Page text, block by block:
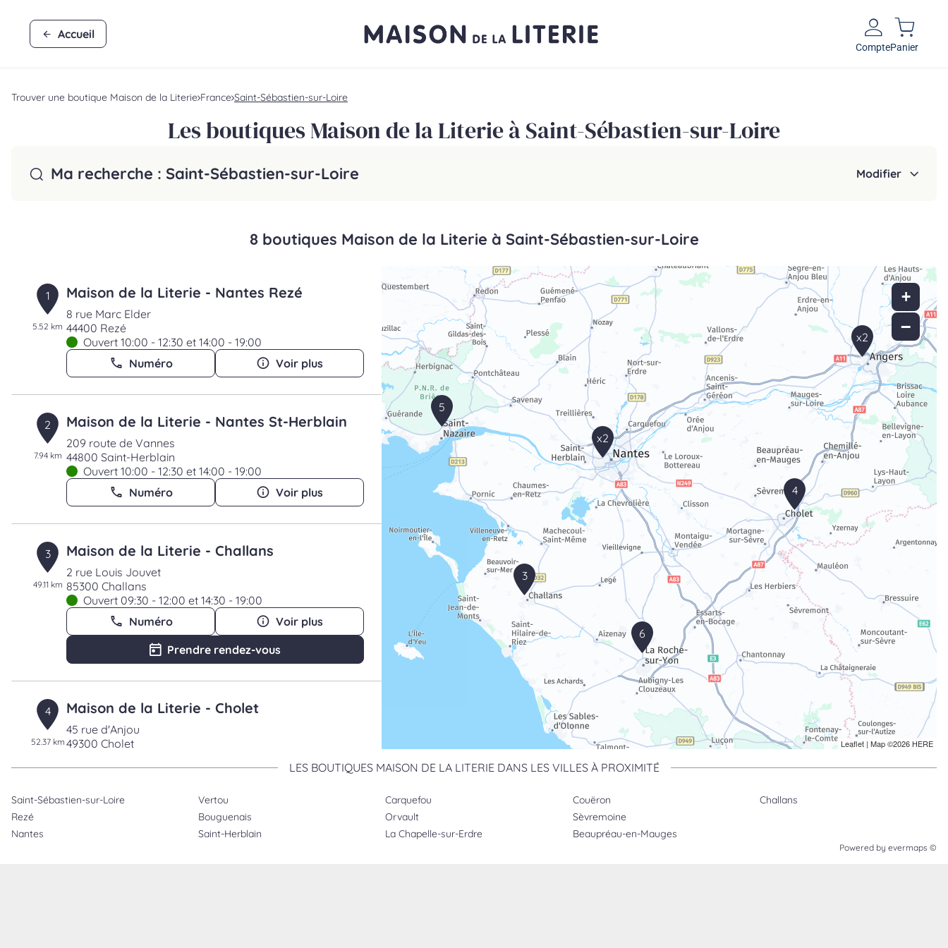
Accueil
ComptePanier
Trouver une boutique Maison de la Literie France Saint-Sébastien-sur-Loire
Les boutiques Maison de la Literie à Saint-Sébastien-sur-Loire
Ma recherche : Saint-Sébastien-sur-Loire Modifier
8 boutiques Maison de la Literie à Saint-Sébastien-sur-Loire
1
5.52 km
Maison de la Literie - Nantes Rezé
8 rue Marc Elder
44400 Rezé
Ouvert 10:00 - 12:30 et 14:00 - 19:00
Numéro
Voir plus
2
7.94 km
Maison de la Literie - Nantes St-Herblain
209 route de Vannes
44800 Saint-Herblain
Ouvert 10:00 - 12:30 et 14:00 - 19:00
Numéro
Voir plus
3
49.11 km
Maison de la Literie - Challans
2 rue Louis Jouvet
85300 Challans
Ouvert 09:30 - 12:00 et 14:30 - 19:00
Numéro
Voir plus
Prendre rendez-vous
4
52.37 km
Maison de la Literie - Cholet
45 rue d'Anjou
49300 Cholet
Prendre rendez-vous
x2
6
5
4
3
x2
+
−
Leaflet| Map ©2026HERE
LES BOUTIQUES MAISON DE LA LITERIE DANS LES VILLES À PROXIMITÉ
Saint-Sébastien-sur-Loire
Rezé
Nantes
Vertou
Bouguenais
Saint-Herblain
Carquefou
Orvault
La Chapelle-sur-Erdre
Couëron
Sèvremoine
Beaupréau-en-Mauges
Challans
Powered by evermaps ©